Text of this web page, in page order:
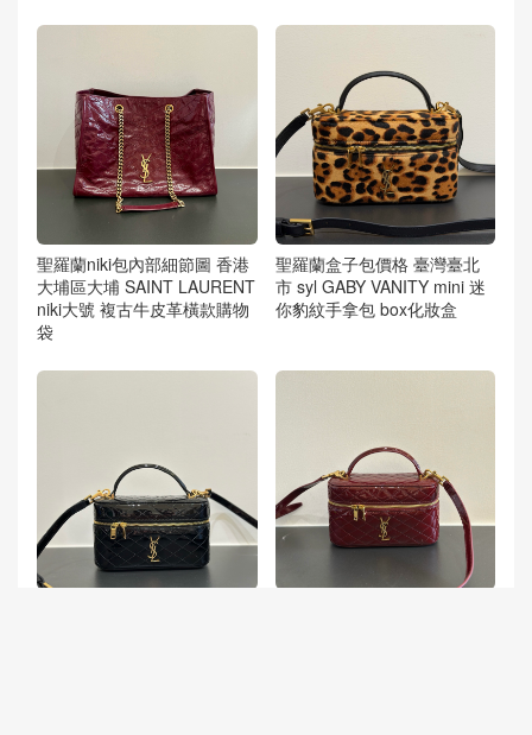
聖羅蘭niki包內部細節圖 香港
大埔區大埔 SAINT LAURENT
niki大號 複古牛皮革橫款購物
袋
聖羅蘭盒子包價格 臺灣臺北
市 syl GABY VANITY mini 迷
你豹紋手拿包 box化妝盒